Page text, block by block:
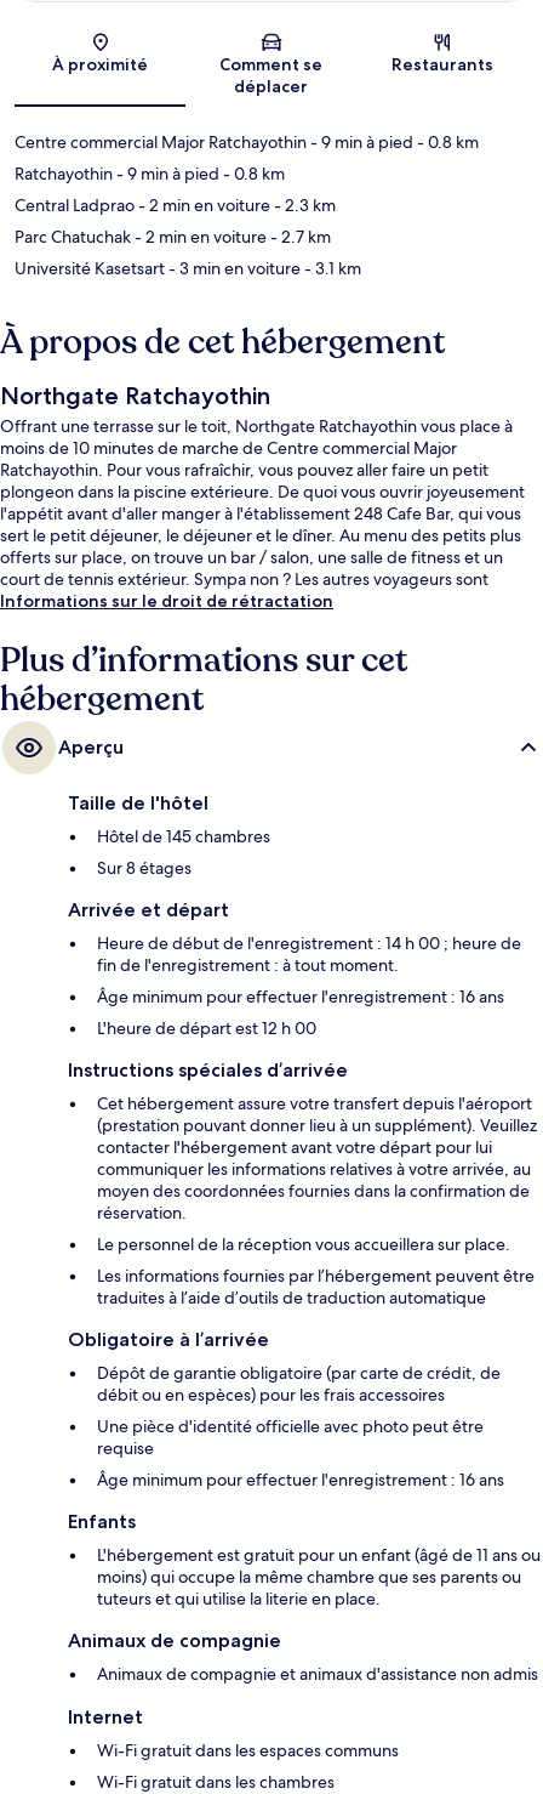
À proximité
Comment se
déplacer
Restaurants
Centre commercial Major Ratchayothin- 9 min à pied - 0.8 km
Ratchayothin- 9 min à pied - 0.8 km
Central Ladprao- 2 min en voiture- 2.3 km
Parc Chatuchak- 2 min en voiture- 2.7 km
Université Kasetsart- 3 min en voiture- 3.1 km
À propos de cet hébergement
Northgate Ratchayothin
Offrant une terrasse sur le toit, Northgate Ratchayothin vous place à
moins de 10 minutes de marche de Centre commercial Major
Ratchayothin. Pour vous rafraîchir, vous pouvez aller faire un petit
plongeon dans la piscine extérieure. De quoi vous ouvrir joyeusement
l'appétit avant d'aller manger à l'établissement 248 Cafe Bar, qui vous
sert le petit déjeuner, le déjeuner et le dîner. Au menu des petits plus
offerts sur place, on trouve un bar / salon, une salle de fitness et un
court de tennis extérieur. Sympa non ? Les autres voyageurs sont
séduits par l'excellence du service de chambre et le personnel
des transports publics : Station Ratchayothin se trouve à 11 min et
Station Phahonyothin 24, à 12 min.
Informations sur le droit de rétractation
Plus d’informations sur cet
hébergement
Aperçu
Taille de l'hôtel
Hôtel de 145 chambres
Sur 8 étages
Arrivée et départ
Heure de début de l'enregistrement : 14 h 00 ; heure de
fin de l'enregistrement : à tout moment.
Âge minimum pour effectuer l'enregistrement : 16 ans
L'heure de départ est 12 h 00
Instructions spéciales d’arrivée
Cet hébergement assure votre transfert depuis l'aéroport
(prestation pouvant donner lieu à un supplément). Veuillez
contacter l'hébergement avant votre départ pour lui
communiquer les informations relatives à votre arrivée, au
moyen des coordonnées fournies dans la confirmation de
réservation.
Le personnel de la réception vous accueillera sur place.
Les informations fournies par l’hébergement peuvent être
traduites à l’aide d’outils de traduction automatique
Obligatoire à l’arrivée
Dépôt de garantie obligatoire (par carte de crédit, de
débit ou en espèces) pour les frais accessoires
Une pièce d'identité officielle avec photo peut être
requise
Âge minimum pour effectuer l'enregistrement : 16 ans
Enfants
L'hébergement est gratuit pour un enfant (âgé de 11 ans ou
moins) qui occupe la même chambre que ses parents ou
tuteurs et qui utilise la literie en place.
Animaux de compagnie
Animaux de compagnie et animaux d'assistance non admis
Internet
Wi-Fi gratuit dans les espaces communs
Wi-Fi gratuit dans les chambres